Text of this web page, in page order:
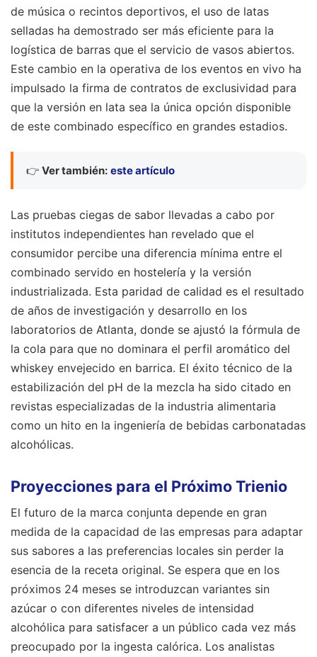
de música o recintos deportivos, el uso de latas
selladas ha demostrado ser más eficiente para la
logística de barras que el servicio de vasos abiertos.
Este cambio en la operativa de los eventos en vivo ha
impulsado la firma de contratos de exclusividad para
que la versión en lata sea la única opción disponible
de este combinado específico en grandes estadios.
👉 Ver también: este artículo
Las pruebas ciegas de sabor llevadas a cabo por
institutos independientes han revelado que el
consumidor percibe una diferencia mínima entre el
combinado servido en hostelería y la versión
industrializada. Esta paridad de calidad es el resultado
de años de investigación y desarrollo en los
laboratorios de Atlanta, donde se ajustó la fórmula de
la cola para que no dominara el perfil aromático del
whiskey envejecido en barrica. El éxito técnico de la
estabilización del pH de la mezcla ha sido citado en
revistas especializadas de la industria alimentaria
como un hito en la ingeniería de bebidas carbonatadas
alcohólicas.
Proyecciones para el Próximo Trienio
El futuro de la marca conjunta depende en gran
medida de la capacidad de las empresas para adaptar
sus sabores a las preferencias locales sin perder la
esencia de la receta original. Se espera que en los
próximos 24 meses se introduzcan variantes sin
azúcar o con diferentes niveles de intensidad
alcohólica para satisfacer a un público cada vez más
preocupado por la ingesta calórica. Los analistas